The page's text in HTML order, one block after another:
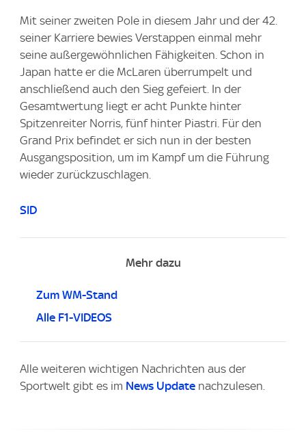
Mit seiner zweiten Pole in diesem Jahr und der 42.
seiner Karriere bewies Verstappen einmal mehr
seine außergewöhnlichen Fähigkeiten. Schon in
Japan hatte er die McLaren überrumpelt und
anschließend auch den Sieg gefeiert. In der
Gesamtwertung liegt er acht Punkte hinter
Spitzenreiter Norris, fünf hinter Piastri. Für den
Grand Prix befindet er sich nun in der besten
Ausgangsposition, um im Kampf um die Führung
wieder zurückzuschlagen.
SID
Mehr dazu
Zum WM-Stand
Alle F1-VIDEOS
Alle weiteren wichtigen Nachrichten aus der
Sportwelt gibt es im News Update nachzulesen.